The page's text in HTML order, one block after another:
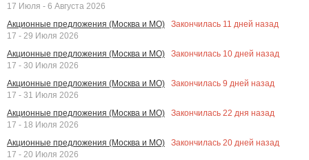
17 Июля - 6 Августа 2026
Акционные предложения (Москва и МО)
Закончилась 11 дней назад
17 - 29 Июля 2026
Акционные предложения (Москва и МО)
Закончилась 10 дней назад
17 - 30 Июля 2026
Акционные предложения (Москва и МО)
Закончилась 9 дней назад
17 - 31 Июля 2026
Акционные предложения (Москва и МО)
Закончилась 22 дня назад
17 - 18 Июля 2026
Акционные предложения (Москва и МО)
Закончилась 20 дней назад
17 - 20 Июля 2026